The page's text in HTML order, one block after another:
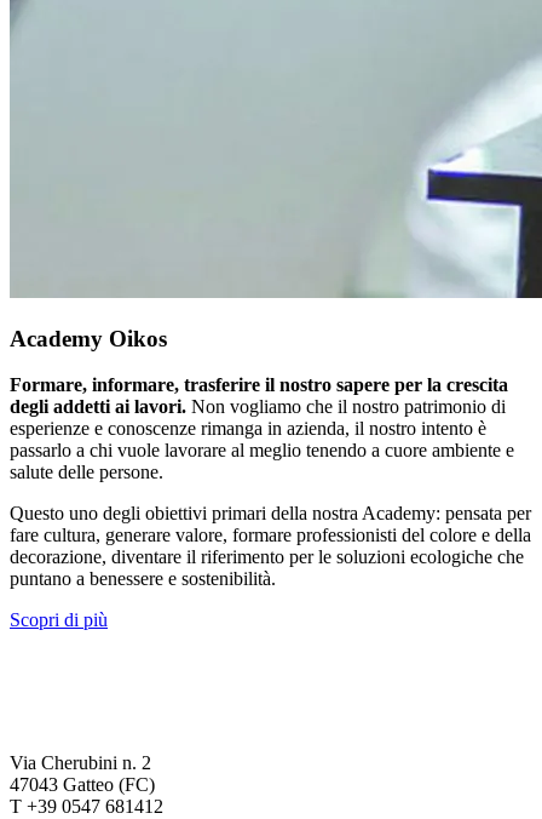
Academy Oikos
Formare, informare, trasferire il nostro sapere per la crescita
degli addetti ai lavori. Non vogliamo che il nostro patrimonio di
esperienze e conoscenze rimanga in azienda, il nostro intento è
passarlo a chi vuole lavorare al meglio tenendo a cuore ambiente e
salute delle persone.
Questo uno degli obiettivi primari della nostra Academy: pensata per
fare cultura, generare valore, formare professionisti del colore e della
decorazione, diventare il riferimento per le soluzioni ecologiche che
puntano a benessere e sostenibilità.
Scopri di più
Via Cherubini n. 2
47043 Gatteo (FC)
T +39 0547 681412